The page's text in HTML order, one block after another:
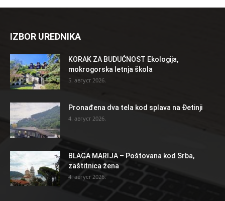
IZBOR UREDNIKA
KORAK ZA BUDUĆNOST Ekologija,
mokrogorska letnja škola
5. август 2026.
Pronađena dva tela kod splava na Đetinji
4. август 2026.
BLAGA MARIJA – Poštovana kod Srba,
zaštitnica žena
4. август 2026.